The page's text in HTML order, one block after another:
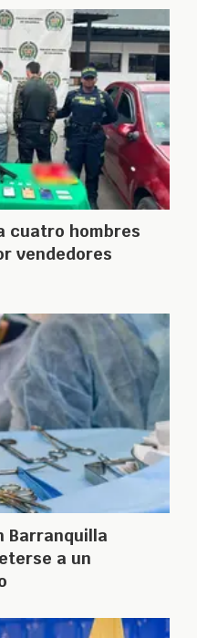
cuatro hombres
vendedores
Barranquilla
a un